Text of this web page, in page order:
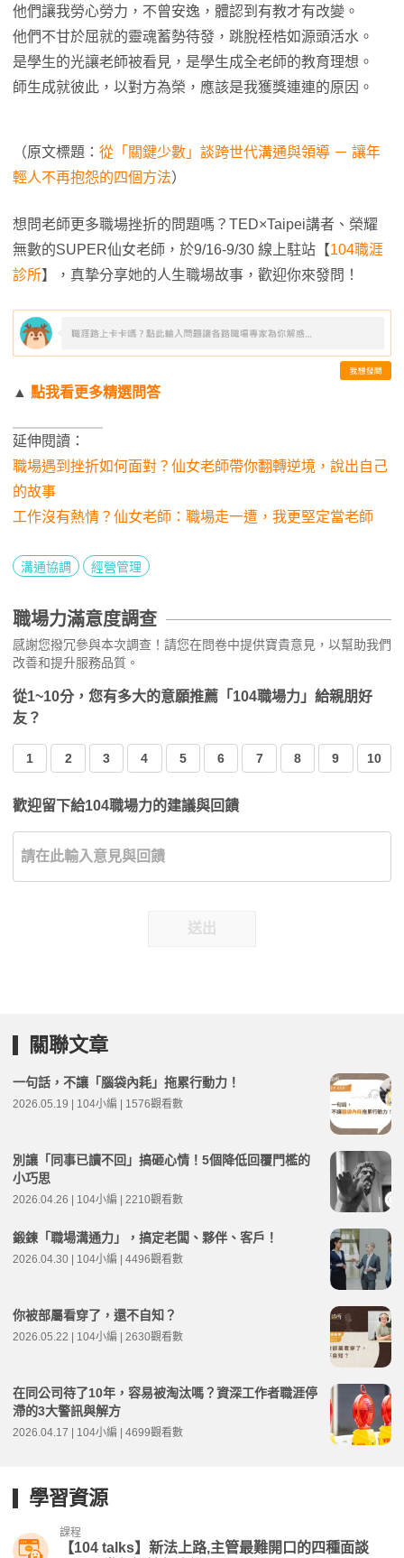
他們讓我勞心勞力，不曾安逸，體認到有教才有改變。
他們不甘於屈就的靈魂蓄勢待發，跳脫桎梏如源頭活水。
是學生的光讓老師被看見，是學生成全老師的教育理想。
師生成就彼此，以對方為榮，應該是我獲獎連連的原因。
（原文標題： 從「關鍵少數」談跨世代溝通與領導 － 讓年
輕人不再抱怨的四個方法）
想問老師更多職場挫折的問題嗎？TED×Taipei講者、榮耀
無數的SUPER仙女老師，於9/16-9/30 線上駐站【104職涯
診所】，真摯分享她的人生職場故事，歡迎你來發問！
▲ 點我看更多精選問答
延伸閱讀：
職場遇到挫折如何面對？仙女老師帶你翻轉逆境，說出自己
的故事
工作沒有熱情？仙女老師：職場走一遭，我更堅定當老師
溝通協調 經營管理
職場力滿意度調查
感謝您撥冗參與本次調查！請您在問卷中提供寶貴意見，以幫助我們
改善和提升服務品質。
從1~10分，您有多大的意願推薦「104職場力」給親朋好
友？
1 2 3 4 5 6 7 8 9 10
歡迎留下給104職場力的建議與回饋
送出
關聯文章
一句話，不讓「腦袋內耗」拖累行動力！
2026.05.19 | 104小編 | 1576觀看數
別讓「同事已讀不回」搞砸心情！5個降低回覆門檻的
小巧思
2026.04.26 | 104小編 | 2210觀看數
鍛鍊「職場溝通力」，搞定老闆、夥伴、客戶！
2026.04.30 | 104小編 | 4496觀看數
你被部屬看穿了，還不自知？
2026.05.22 | 104小編 | 2630觀看數
在同公司待了10年，容易被淘汰嗎？資深工作者職涯停
滯的3大警訊與解方
2026.04.17 | 104小編 | 4699觀看數
學習資源
課程
【104 talks】新法上路,主管最難開口的四種面談